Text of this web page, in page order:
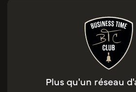
Plus qu'un réseau